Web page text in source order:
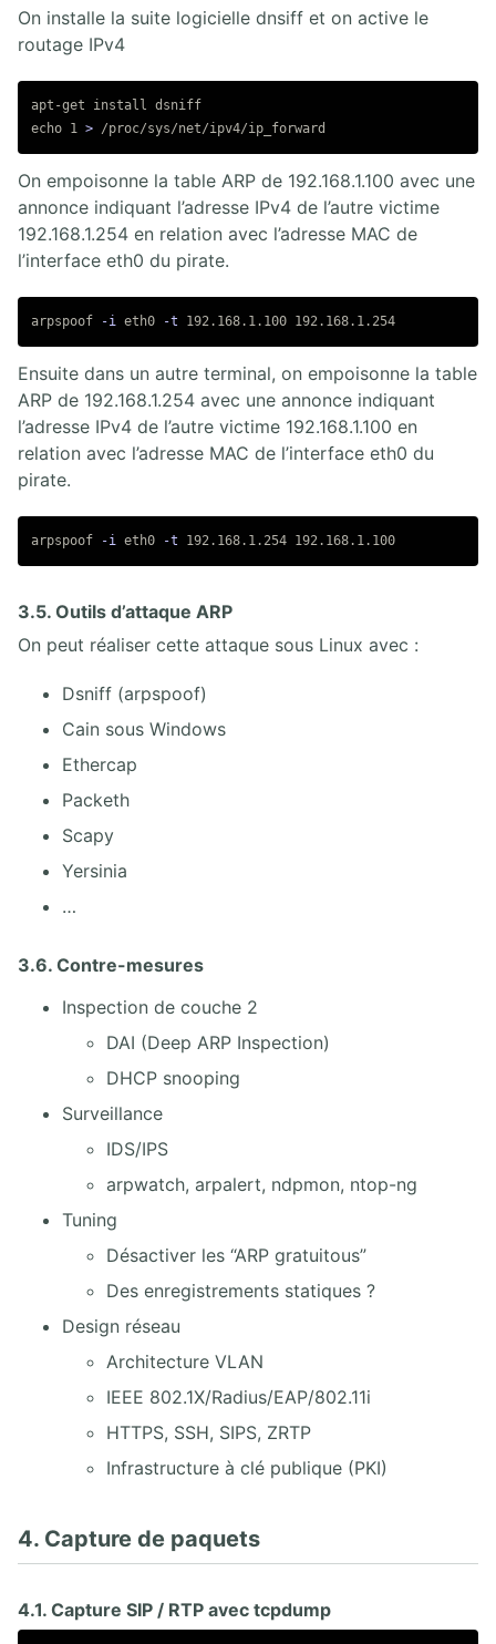
On installe la suite logicielle dnsiff et on active le
routage IPv4
apt-get install
echo 1 >
On empoisonne la table ARP de 192.168.1.100 avec une
annonce indiquant l’adresse IPv4 de l’autre victime
192.168.1.254 en relation avec l’adresse MAC de
l’interface eth0 du pirate.
arpspoof -i eth0 -t
Ensuite dans un autre terminal, on empoisonne la table
ARP de 192.168.1.254 avec une annonce indiquant
l’adresse IPv4 de l’autre victime 192.168.1.100 en
relation avec l’adresse MAC de l’interface eth0 du
pirate.
arpspoof -i eth0 -t
3.5. Outils d’attaque ARP
On peut réaliser cette attaque sous Linux avec :
Dsniff (arpspoof)
Cain sous Windows
Ethercap
Packeth
Scapy
Yersinia
…
3.6. Contre-mesures
Inspection de couche 2
DAI (Deep ARP Inspection)
DHCP snooping
Surveillance
IDS/IPS
arpwatch, arpalert, ndpmon, ntop-ng
Tuning
Désactiver les “ARP gratuitous”
Des enregistrements statiques ?
Design réseau
Architecture VLAN
IEEE 802.1X/Radius/EAP/802.11i
HTTPS, SSH, SIPS, ZRTP
Infrastructure à clé publique (PKI)
4. Capture de paquets
4.1. Capture SIP / RTP avec tcpdump